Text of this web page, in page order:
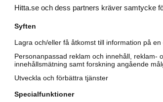
Hitta.se och dess partners kräver samtycke
Syften
Lagra och/eller få åtkomst till information på en
Personanpassad reklam och innehåll, reklam-
innehållsmätning samt forskning angående
Utveckla och förbättra tjänster
Specialfunktioner